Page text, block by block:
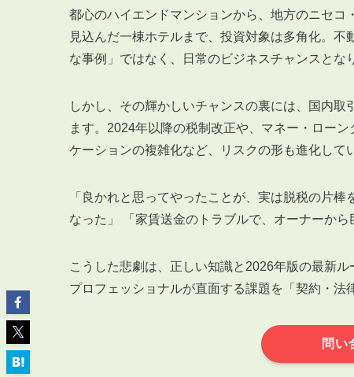
ABOUT
企業理念
スタッフ紹介
採用情報
都心のハイエンドマンションから、地方のニセ
見込んだ一棟ホテルまで、投資対象は多角化。
な事例」ではなく、日常のビジネスチャンスとな
しかし、その輝かしいチャンスの裏には、国内
ます。2024年以降の税制改正や、マネー・ロー
ケーションの複雑化など、リスクの形も進化して
「良かれと思ってやったことが、実は脱税の片
なった」 「家賃送金のトラブルで、オーナーから
こうした悲劇は、正しい知識と2026年版の最新
プロフェッショナルが直面する課題を「契約・法
問い